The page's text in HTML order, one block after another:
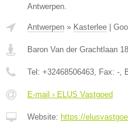
Antwerpen.
Antwerpen » Kasterlee
Baron Van der Grachtlaan 18
Tel: +32468506463, Fax: -,
E-mail › ELUS Vastgoed
Website: https://